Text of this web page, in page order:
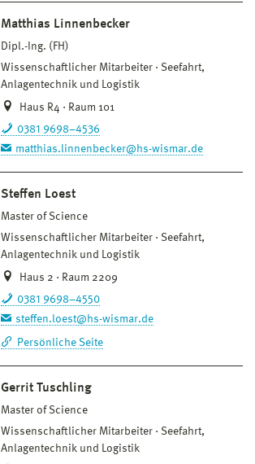
Matthias Linnenbecker
Dipl.-Ing. (FH)
Wissenschaftlicher Mitarbeiter
Seefahrt,
Anlagentechnik und Logistik
Haus R4 · Raum 101
0381 9698–4536
matthias.linnenbecker@hs-wismar.de
Steffen Loest
Master of Science
Wissenschaftlicher Mitarbeiter
Seefahrt,
Anlagentechnik und Logistik
Haus 2 · Raum 2209
0381 9698–4550
steffen.loest@hs-wismar.de
Persönliche Seite
Gerrit Tuschling
Master of Science
Wissenschaftlicher Mitarbeiter
Seefahrt,
Anlagentechnik und Logistik